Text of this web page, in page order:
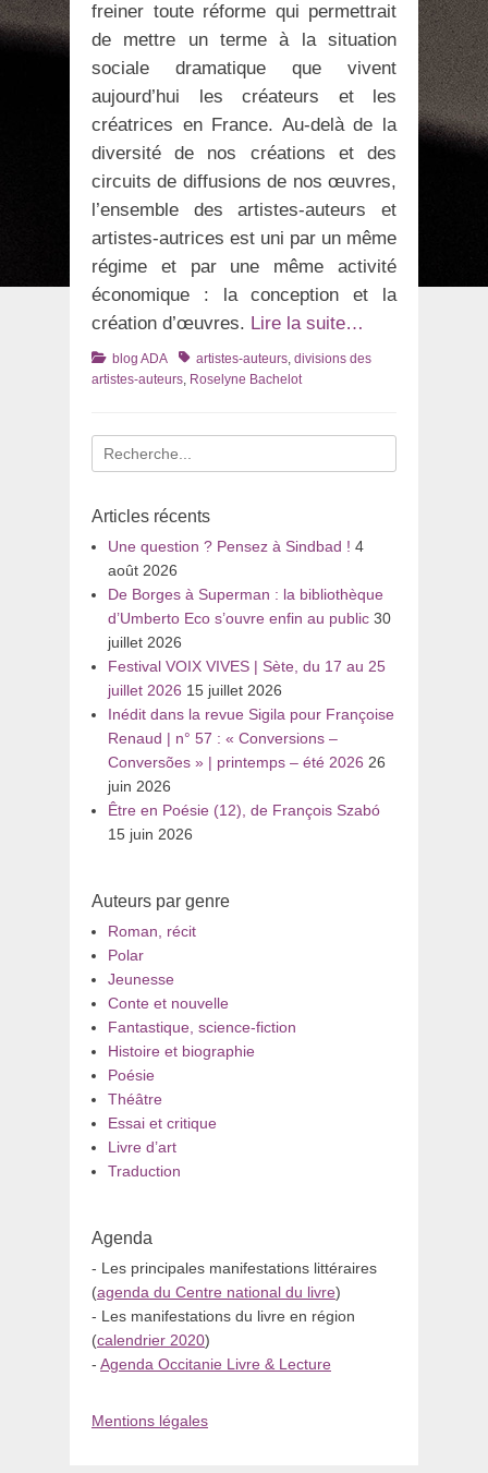
freiner toute réforme qui permettrait
de mettre un terme à la situation
sociale dramatique que vivent
aujourd’hui les créateurs et les
créatrices en France. Au-delà de la
diversité de nos créations et des
circuits de diffusions de nos œuvres,
l’ensemble des artistes-auteurs et
artistes-autrices est uni par un même
régime et par une même activité
économique : la conception et la
création d’œuvres. Lire la suite…
Catégories
blog ADA Tagsartistes-auteurs, divisions des
artistes-auteurs, Roselyne Bachelot
Recherche
pour
Articles récents
Une question ? Pensez à Sindbad ! 4
août 2026
De Borges à Superman : la bibliothèque
d’Umberto Eco s’ouvre enfin au public 30
juillet 2026
Festival VOIX VIVES | Sète, du 17 au 25
juillet 2026 15 juillet 2026
Inédit dans la revue Sigila pour Françoise
Renaud | n° 57 : « Conversions –
Conversões » | printemps – été 2026 26
juin 2026
Être en Poésie (12), de François Szabó
15 juin 2026
Auteurs par genre
Roman, récit
Polar
Jeunesse
Conte et nouvelle
Fantastique, science-fiction
Histoire et biographie
Poésie
Théâtre
Essai et critique
Livre d’art
Traduction
Agenda
- Les principales manifestations littéraires
(agenda du Centre national du livre)
- Les manifestations du livre en région
(calendrier 2020)
- Agenda Occitanie Livre & Lecture
Mentions légales